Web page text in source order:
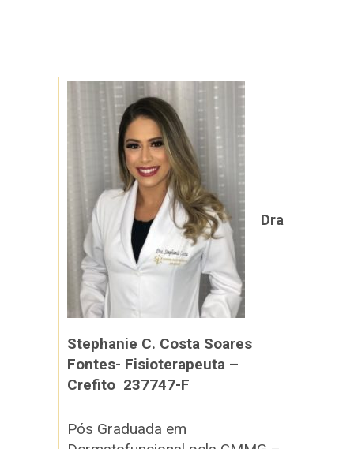
Dra
Stephanie C. Costa Soares
Fontes- Fisioterapeuta –
Crefito 237747-F
Pós Graduada em